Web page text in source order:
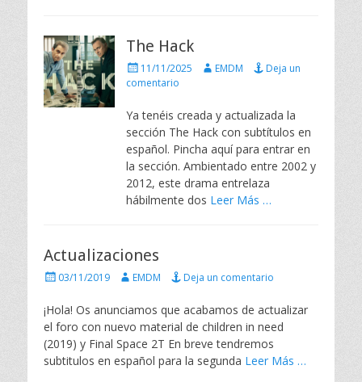
The Hack
P
u
l
c
a
d
o
e
11/11/2025
A
o
EMDM
Deja un
comentario
Ya tenéis creada y actualizada la
sección The Hack con subtítulos en
español. Pincha aquí para entrar en
la sección. Ambientado entre 2002 y
2012, este drama entrelaza
hábilmente dos Leer Más …
Actualizaciones
P
b
l
i
c
a
03/11/2019
A
t
r
EMDM Deja un comentario
¡Hola! Os anunciamos que acabamos de actualizar
el foro con nuevo material de children in need
(2019) y Final Space 2T En breve tendremos
subtitulos en español para la segunda Leer Más …